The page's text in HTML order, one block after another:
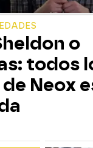
o
todos
Neox